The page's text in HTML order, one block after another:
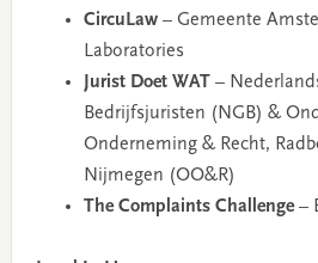
CircuLaw– Gemeente
Laboratories
Jurist Doet WAT–
Bedrijfsjuristen (NGB) &
Onderneming & Recht,
Nijmegen (OO&R)
The Complaints Challenge–